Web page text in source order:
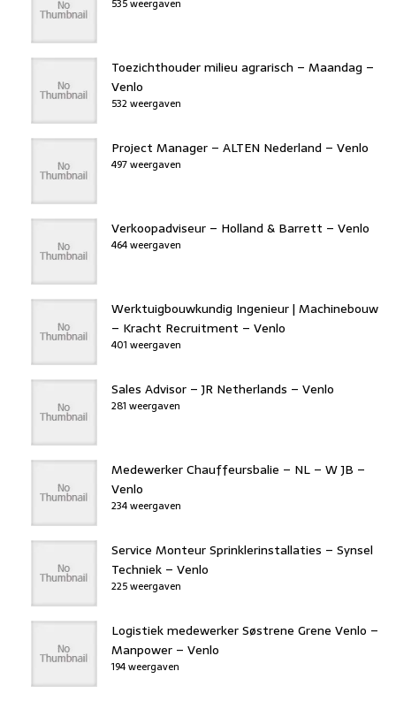
535 weergaven
Toezichthouder milieu agrarisch – Maandag –
Venlo
532 weergaven
Project Manager – ALTEN Nederland – Venlo
497 weergaven
Verkoopadviseur – Holland & Barrett – Venlo
464 weergaven
Werktuigbouwkundig Ingenieur | Machinebouw
– Kracht Recruitment – Venlo
401 weergaven
Sales Advisor – JR Netherlands – Venlo
281 weergaven
Medewerker Chauffeursbalie – NL – W JB –
Venlo
234 weergaven
Service Monteur Sprinklerinstallaties – Synsel
Techniek – Venlo
225 weergaven
Logistiek medewerker Søstrene Grene Venlo –
Manpower – Venlo
194 weergaven